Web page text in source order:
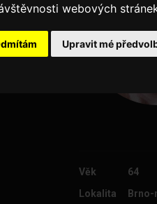
webových
Upravit mé
Věk
64
Lokalita